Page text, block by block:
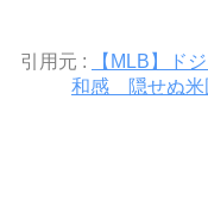
引用元 :
【MLB】ド
和感 隠せぬ米